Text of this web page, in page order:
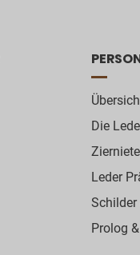
Die
Leder
Schilder
Prolog